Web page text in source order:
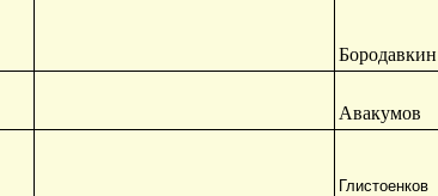
Бородавкин
Авакумов
Глистоенков